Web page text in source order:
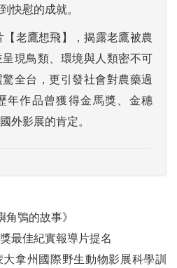
快慰的成就。
老鷹想飛】，揭露老鷹被農
現鳥類、環境與人類密不可
全台，更引發社會對農藥過
年作品曾獲得金馬獎、金穗
外影展的肯定。
角鴞的故事》
最佳紀實報導片提名
拿州國際野生動物影展科學訓